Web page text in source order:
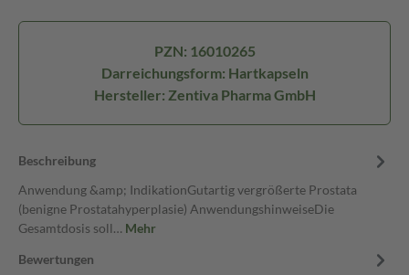
PZN: 16010265
Darreichungsform: Hartkapseln
Hersteller: Zentiva Pharma GmbH
Beschreibung
Anwendung &amp; IndikationGutartig vergrößerte Prostata
(benigne Prostatahyperplasie) AnwendungshinweiseDie
Gesamtdosis soll… Mehr
Bewertungen